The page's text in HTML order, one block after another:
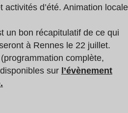
activités d’été. Animation locale
un bon récapitulatif de ce qui
à Rennes le 22 juillet.
complète,
sur l’évènement